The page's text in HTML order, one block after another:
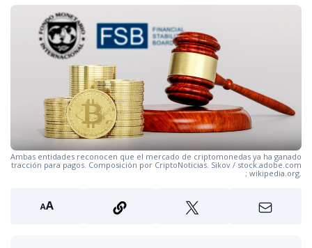
Ambas entidades reconocen que el mercado de criptomonedas ya ha ganado
tracción para pagos. Composición por CriptoNoticias. Sikov / stock.adobe.com
; wikipedia.org.